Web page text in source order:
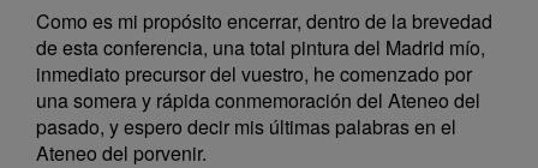
Como es mi propósito encerrar, dentro de la brevedad
de esta conferencia, una total pintura del Madrid mío,
inmediato precursor del vuestro, he comenzado por
una somera y rápida conmemoración del Ateneo del
pasado, y espero decir mis últimas palabras en el
Ateneo del porvenir.